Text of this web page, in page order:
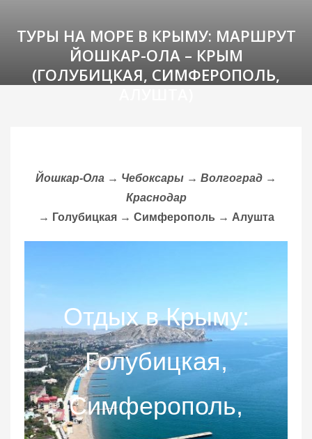
ТУРЫ НА МОРЕ В КРЫМУ: МАРШРУТ
ЙОШКАР-ОЛА – КРЫМ
(ГОЛУБИЦКАЯ, СИМФЕРОПОЛЬ,
Йошкар-Ола → Чебоксары → Волгоград →
Краснодар
→ Голубицкая→ Симферополь → Алушта
Отдых в Крыму:
Голубицкая,
Симферополь,